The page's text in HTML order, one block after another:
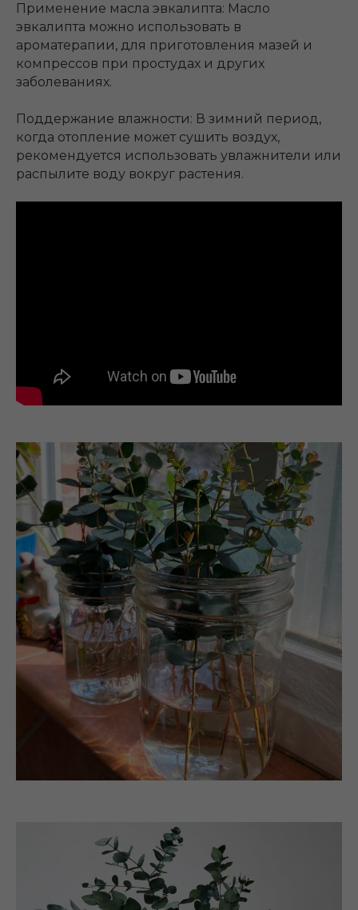
Применение масла эвкалипта: Масло
эвкалипта можно использовать в
ароматерапии, для приготовления мазей и
компрессов при простудах и других
заболеваниях.
Поддержание влажности: В зимний период,
когда отопление может сушить воздух,
рекомендуется использовать увлажнители или
распылите воду вокруг растения.